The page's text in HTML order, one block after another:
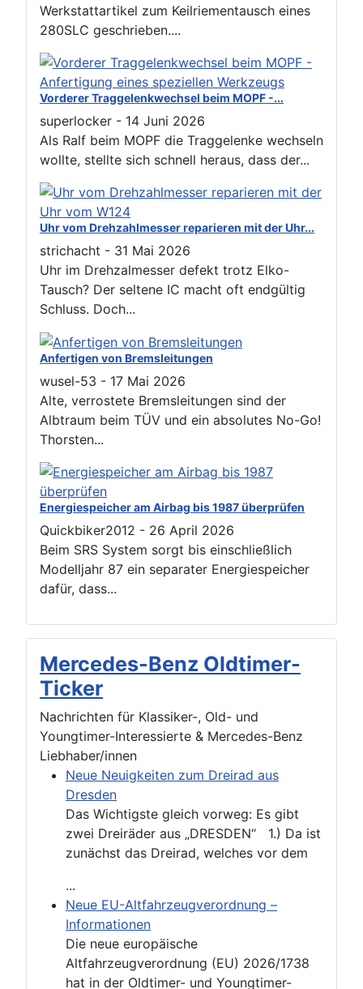
Werkstattartikel zum Keilriementausch eines
280SLC geschrieben....
Vorderer Traggelenkwechsel beim MOPF -...
superlocker - 14 Juni 2026
Als Ralf beim MOPF die Traggelenke wechseln
wollte, stellte sich schnell heraus, dass der...
Uhr vom Drehzahlmesser reparieren mit der Uhr...
strichacht - 31 Mai 2026
Uhr im Drehzalmesser defekt trotz Elko-
Tausch? Der seltene IC macht oft endgültig
Schluss. Doch...
Anfertigen von Bremsleitungen
wusel-53 - 17 Mai 2026
Alte, verrostete Bremsleitungen sind der
Albtraum beim TÜV und ein absolutes No-Go!
Thorsten...
Energiespeicher am Airbag bis 1987 überprüfen
Quickbiker2012 - 26 April 2026
Beim SRS System sorgt bis einschließlich
Modelljahr 87 ein separater Energiespeicher
dafür, dass...
Mercedes-Benz Oldtimer-
Ticker
Nachrichten für Klassiker-, Old- und
Youngtimer-Interessierte & Mercedes-Benz
Liebhaber/innen
Neue Neuigkeiten zum Dreirad aus
Dresden
Das Wichtigste gleich vorweg: Es gibt
zwei Dreiräder aus „DRESDEN“ 1.) Da ist
zunächst das Dreirad, welches vor dem
...
Neue EU-Altfahrzeugverordnung –
Informationen
Die neue europäische
Altfahrzeugverordnung (EU) 2026/1738
hat in der Oldtimer- und Youngtimer-